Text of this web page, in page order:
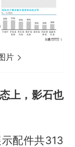
片
上，影石也
配件共313